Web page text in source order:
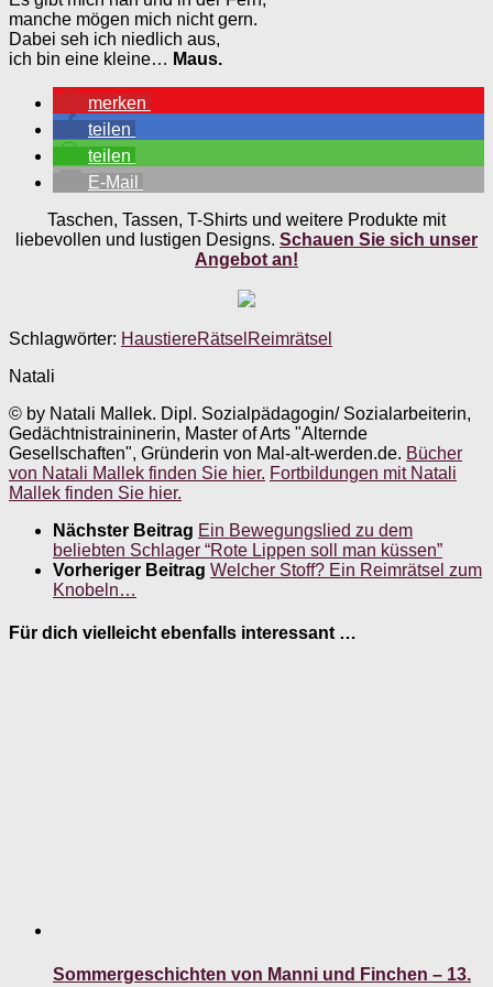
manche mögen mich nicht gern.
Dabei seh ich niedlich aus,
ich bin eine kleine… Maus.
merken
teilen
teilen
E-Mail
Taschen, Tassen, T-Shirts und weitere Produkte mit
liebevollen und lustigen Designs. Schauen Sie sich unser
Angebot an!
Schlagwörter: HaustiereRätsel Reimrätsel
Natali
© by Natali Mallek. Dipl. Sozialpädagogin/ Sozialarbeiterin,
Gedächtnistraininerin, Master of Arts "Alternde
Gesellschaften", Gründerin von Mal-alt-werden.de. Bücher
von Natali Mallek finden Sie hier. Fortbildungen mit Natali
Mallek finden Sie hier.
Nächster Beitrag Ein Bewegungslied zu dem
beliebten Schlager “Rote Lippen soll man küssen”
Vorheriger Beitrag Welcher Stoff? Ein Reimrätsel zum
Knobeln…
Für dich vielleicht ebenfalls interessant …
Sommergeschichten von Manni und Finchen – 13.